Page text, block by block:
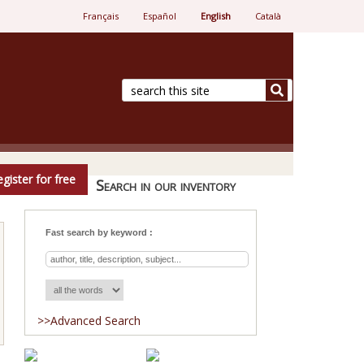
Français Español English Català
for free Search in our inventory
Fast search by keyword :
>>Advanced Search